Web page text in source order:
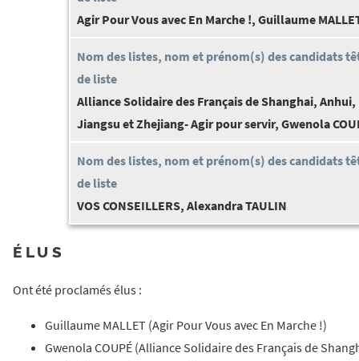
Agir Pour Vous avec En Marche !, Guillaume
Alliance Solidaire des Français de Shanghai, Anhui,
Jiangsu et Zhejiang- Agir pour servir, Gwenola
VOS CONSEILLERS, Alexandra TAULIN
ÉLUS
Ont été proclamés élus :
Guillaume MALLET (Agir Pour Vous avec En Marche !)
Gwenola COUPÉ (Alliance Solidaire des Français de